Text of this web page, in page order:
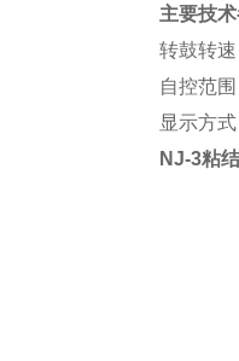
主要技
转鼓转
自控范
显示方
NJ-3粘